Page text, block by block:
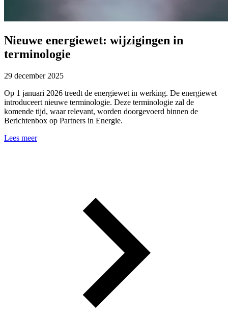
Nieuwe energiewet: wijzigingen in
terminologie
29 december 2025
Op 1 januari 2026 treedt de energiewet in werking. De energiewet
introduceert nieuwe terminologie. Deze terminologie zal de
komende tijd, waar relevant, worden doorgevoerd binnen de
Berichtenbox op Partners in Energie.
Lees meer